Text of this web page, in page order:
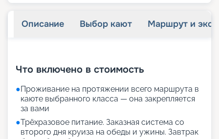
Описание Выбор кают Маршрут и
Что включено в стоимость
●Проживание на протяжении всего маршрута в
каюте выбранного класса — она закрепляется
за вами
●Трёхразовое питание. Заказная система со
второго дня круиза на обеды и ужины. Завтрак